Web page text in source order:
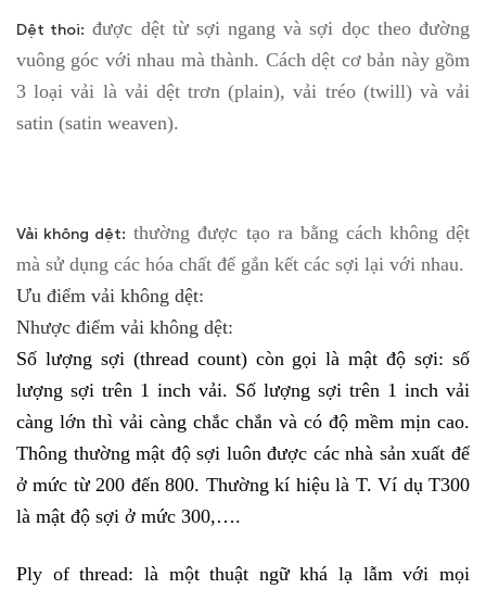
Dệt thoi: được dệt từ sợi ngang và sợi dọc theo đường
vuông góc với nhau mà thành. Cách dệt cơ bản này gồm
3 loại vải là vải dệt trơn (plain), vải tréo (twill) và vải
satin (satin weaven).
Vải không dệt: thường được tạo ra bằng cách không dệt
mà sử dụng các hóa chất để gắn kết các sợi lại với nhau.
Ưu điểm vải không dệt:
Nhược điểm vải không dệt:
Số lượng sợi (thread count) còn gọi là mật độ sợi: số
lượng sợi trên 1 inch vải. Số lượng sợi trên 1 inch vải
càng lớn thì vải càng chắc chắn và có độ mềm mịn cao.
Thông thường mật độ sợi luôn được các nhà sản xuất để
ở mức từ 200 đến 800. Thường kí hiệu là T. Ví dụ T300
là mật độ sợi ở mức 300,….
Ply of thread: là một thuật ngữ khá lạ lẫm với mọi